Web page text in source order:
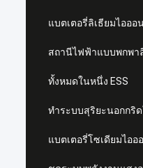
แบตเตอรี่ลิเธียมไอออ
สถานีไฟฟ้าแบบพกพา
ทั้งหมดในหนึ่ง ESS
ทำระบบสุริยะนอกกริ
แบตเตอรี่โซเดียมไออ